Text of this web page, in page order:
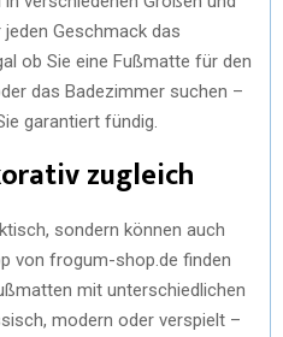
Geschmack das
ob Sie eine Fußmatte für den
das Badezimmer suchen –
garantiert fündig.
zugleich
sondern können auch
von frogum-shop.de finden
mit unterschiedlichen
modern oder verspielt –